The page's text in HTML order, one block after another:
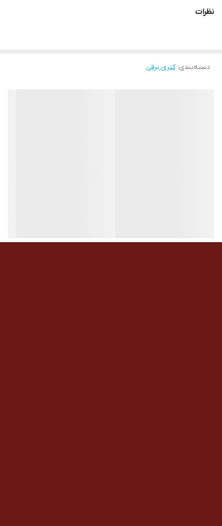
نظرات
دسته‌بندی:کتری برقی